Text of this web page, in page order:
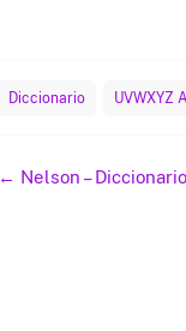
Diccionario UVWXYZ
Navegación
← Nelson –